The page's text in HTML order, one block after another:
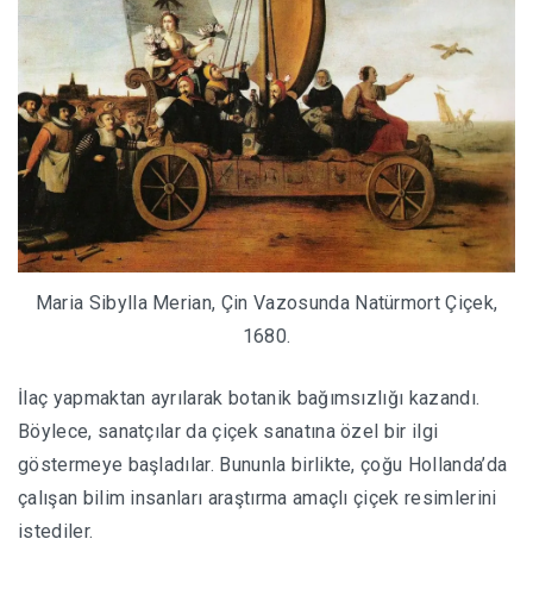
Maria Sibylla Merian, Çin Vazosunda Natürmort Çiçek,
1680.
İlaç yapmaktan ayrılarak botanik bağımsızlığı kazandı.
Böylece, sanatçılar da çiçek sanatına özel bir ilgi
göstermeye başladılar. Bununla birlikte, çoğu Hollanda’da
çalışan bilim insanları araştırma amaçlı çiçek resimlerini
istediler.